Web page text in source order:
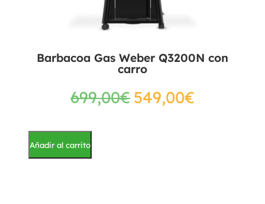
Barbacoa Gas Weber Q3200N con
carro
699,00€ 549,00€
Añadir al carrito